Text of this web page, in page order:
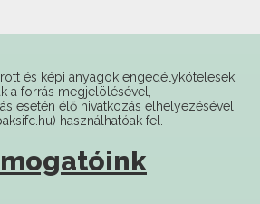
és képi anyagok engedélykötelesek
a forrás megjelölésével,
esetén élő hivatkozás elhelyezésével
használhatóak fel.